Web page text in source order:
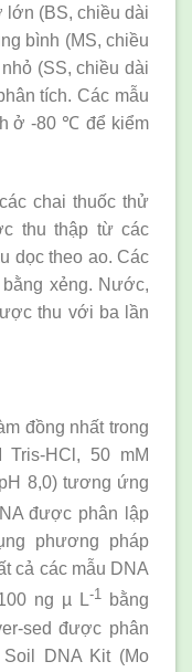
lớn (BS, chiều dài
bình (MS, chiều
(SS, chiều dài
tích. Các mẫu
ở -80 ℃ để kiểm
chai thuốc thử
thu thập từ các
dọc theo ao. Các
xẻng. Nước,
thu với ba lần
đồng nhất trong
HCl, 50 mM
8,0) tương ứng
được phân lập
phương pháp
cả các mẫu DNA
ng µ L-1 bằng
sed được phân
Soil DNA Kit (Mo